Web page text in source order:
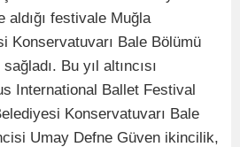
aldığı festivale Muğla
Konservatuvarı Bale Bölümü
Bu yıl altıncısı
International Ballet Festival
Konservatuvarı Bale
Umay Defne Güven ikincilik,